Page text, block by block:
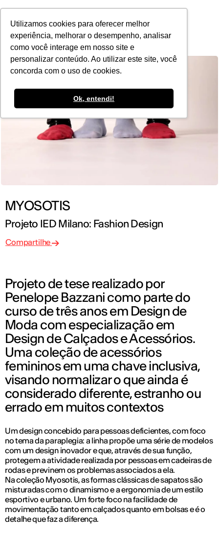
Utilizamos cookies para oferecer melhor
experiência, melhorar o desempenho, analisar
como você interage em nosso site e
personalizar conteúdo. Ao utilizar este site, você
concorda com o uso de cookies.
Ok, entendi!
POR
MYOSOTIS
Projeto IED Milano: Fashion Design
Compartilhe
Projeto de tese realizado por
Penelope Bazzani como parte do
curso de três anos em Design de
Moda com especialização em
Design de Calçados e Acessórios.
Uma coleção de acessórios
femininos em uma chave inclusiva,
visando normalizar o que ainda é
considerado diferente, estranho ou
errado em muitos contextos
Um design concebido para pessoas deficientes, com foco
no tema da paraplegia: a linha propõe uma série de modelos
com um design inovador e que, através de sua função,
protegem a atividade realizada por pessoas em cadeiras de
rodas e previnem os problemas associados a ela.
Na coleção Myosotis, as formas clássicas de sapatos são
misturadas com o dinamismo e a ergonomia de um estilo
esportivo e urbano. Um forte foco na facilidade de
movimentação tanto em calçados quanto em bolsas e é o
detalhe que faz a diferença.